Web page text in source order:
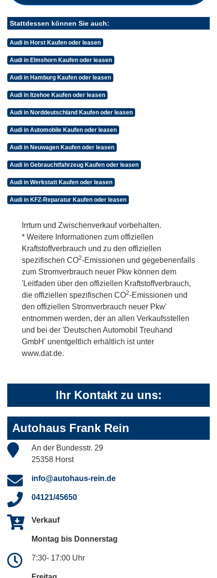
Stattdessen können Sie auch:
Audi in Horst Kaufen oder leasen
Audi in Elmshorn Kaufen oder leasen
Audi in Hamburg Kaufen oder leasen
Audi in Itzehoe Kaufen oder leasen
Audi in Norddeutschland Kaufen oder leasen
Audi in Automobile Kaufen oder leasen
Audi in Neuwagen Kaufen oder leasen
Audi in Gebrauchtfahrzeug Kaufen oder leasen
Audi in Werkstatt Kaufen oder leasen
Audi in KFZ-Reparatur Kaufen oder leasen
Irrtum und Zwischenverkauf vorbehalten.
* Weitere Informationen zum offiziellen
Kraftstoffverbrauch und zu den offiziellen
spezifischen CO2-Emissionen und gegebenenfalls
zum Stromverbrauch neuer Pkw können dem
'Leitfaden über den offiziellen Kraftstoffverbrauch,
die offiziellen spezifischen CO2-Emissionen und
den offiziellen Stromverbrauch neuer Pkw'
entnommen werden, der an allen Verkaufsstellen
und bei der 'Deutschen Automobil Treuhand
GmbH' unentgeltlich erhältlich ist unter
www.dat.de.
Ihr Kontakt zu uns:
Autohaus Frank Rein
An der Bundesstr. 29
25358 Horst
info@autohaus-rein.de
04121/45650
Verkauf
Montag bis Donnerstag
7:30- 17:00 Uhr